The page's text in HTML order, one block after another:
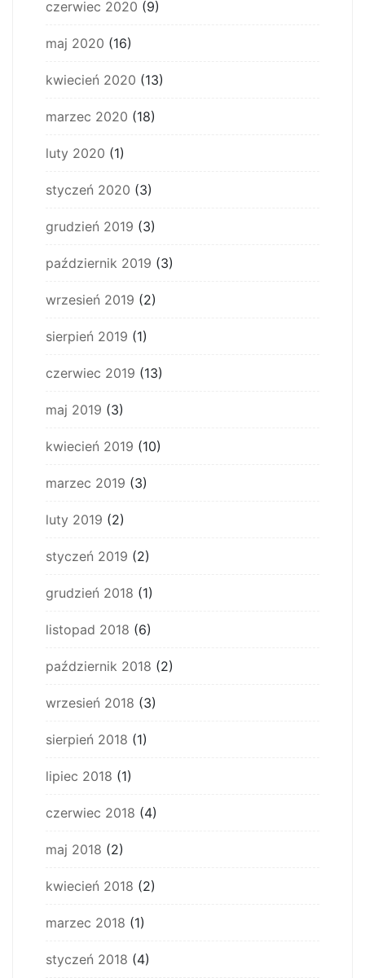
czerwiec 2020 (9)
maj 2020 (16)
kwiecień 2020 (13)
marzec 2020 (18)
luty 2020 (1)
styczeń 2020 (3)
grudzień 2019 (3)
październik 2019 (3)
wrzesień 2019 (2)
sierpień 2019 (1)
czerwiec 2019 (13)
maj 2019 (3)
kwiecień 2019 (10)
marzec 2019 (3)
luty 2019 (2)
styczeń 2019 (2)
grudzień 2018 (1)
listopad 2018 (6)
październik 2018 (2)
wrzesień 2018 (3)
sierpień 2018 (1)
lipiec 2018 (1)
czerwiec 2018 (4)
maj 2018 (2)
kwiecień 2018 (2)
marzec 2018 (1)
styczeń 2018 (4)